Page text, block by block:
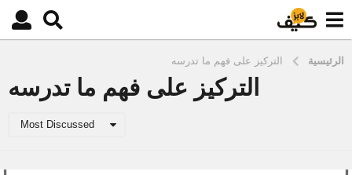
الرئيسية التركيز على فهم ما تدرسه
التركيز على فهم ما تدرسه
Most Discussed